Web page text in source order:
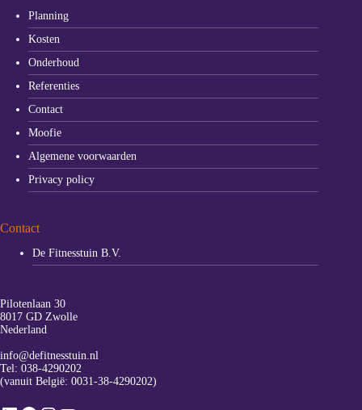
Planning
Kosten
Onderhoud
Referenties
Contact
Moofie
Algemene voorwaarden
Privacy policy
Contact
De Fitnesstuin B.V.
Pilotenlaan 30
8017 GD Zwolle
Nederland
info@defitnesstuin.nl
Tel: 038-4290202
(vanuit België: 0031-38-4290202)